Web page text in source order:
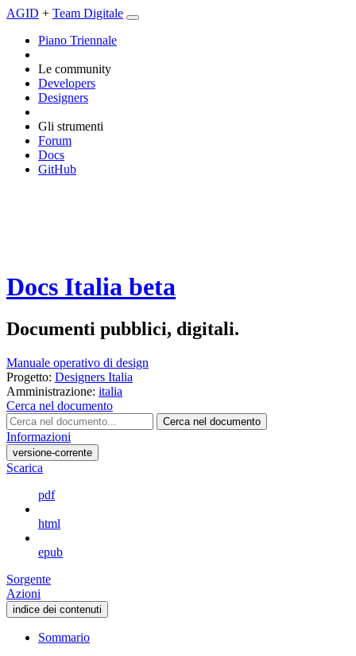
AGID + Team Digitale
Piano Triennale
Le community
Developers
Designers
Gli strumenti
Forum
Docs
GitHub
Docs Italia beta
Documenti pubblici, digitali.
Manuale operativo di design
Progetto: Designers Italia
Amministrazione: italia
Cerca nel documento
Cerca nel documento
Informazioni
versione-corrente
Scarica
pdf
html
epub
Sorgente
Azioni
indice dei contenuti
Sommario